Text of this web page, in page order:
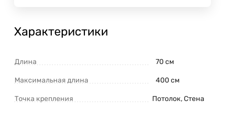
Характеристики
Длина 70 см
Максимальная длина 400 см
Точка крепления Потолок, Стена